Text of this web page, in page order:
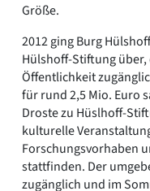
Größe.
2012 ging Burg
Hülshoff-Stiftung über,
Öffentlichkeit
für rund 2,5 Mio. Euro
Droste zu Hüslhoff-
kulturelle
Forschungsvorhaben
stattfinden. Der
zugänglich und im